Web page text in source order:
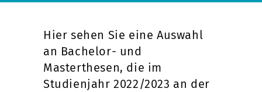
Hier sehen Sie eine Auswahl
an Bachelor- und
Masterthesen, die im
Studienjahr 2022/2023 an der